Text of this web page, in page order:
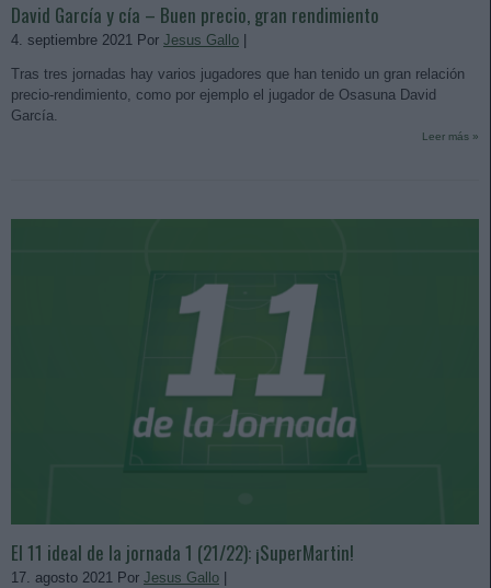
David García y cía – Buen precio, gran rendimiento
4. septiembre 2021 Por Jesus Gallo
Tras tres jornadas hay varios jugadores que han tenido un gran relación
precio-rendimiento, como por ejemplo el jugador de Osasuna David
García.
Leer más »
El 11 ideal de la jornada 1 (21/22): ¡SuperMartin!
17. agosto 2021 Por Jesus Gallo